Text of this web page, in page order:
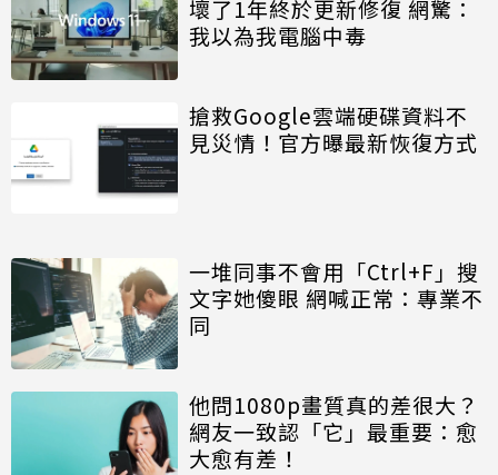
壞了1年終於更新修復 網驚：
我以為我電腦中毒
搶救Google雲端硬碟資料不
見災情！官方曝最新恢復方式
一堆同事不會用「Ctrl+F」搜
文字她傻眼 網喊正常：專業不
同
他問1080p畫質真的差很大？
網友一致認「它」最重要：愈
大愈有差！